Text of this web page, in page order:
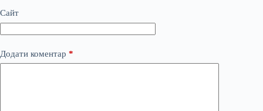
Сайт
Додати коментар *